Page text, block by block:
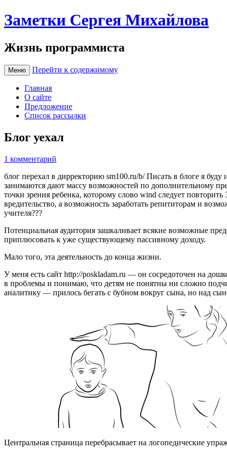
Заметки Сергея Михайлова
Жизнь программиста
Меню Перейти к содержимому
Главная
О сайте
Предложение
Список рассылки
Блог уехал
1 комментарий
блог перехал в дирректорию sm100.ru/b/ Писать в блоге я
занимаются дают массу возможностей по дополнительному
точки зрения ребенка, которому слово wind следует
вредительство, а возможность заработать репититорам и
учителя???
Потенциальная аудитория зашкаливает всякие возможные
приплюсовать к уже существующему пассивному доходу.
Мало того, эта деятельность до конца жизни.
У меня есть сайт http://poskladam.ru — он сосредоточен на
в проблемы и понимаю, что детям не понятны ни сложно
аналитику — прилось бегать с бубном вокруг сына, но над
Центральная страница перебрасывает на логопедические